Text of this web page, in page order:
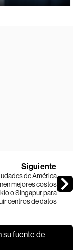
Siguiente
de América
mejores costos
o Singapur para
centros de datos
su fuente de